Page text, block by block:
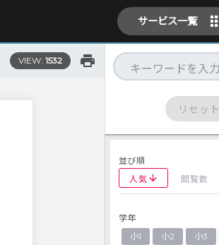
サービス一覧
VIEW: 1532
リセット
並び順
人気
閲覧数
学年
小1
小2 小3